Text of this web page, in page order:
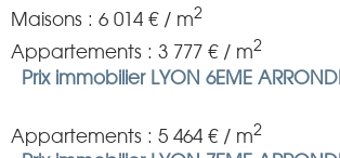
Maisons : 6 014 € / m2
Appartements : 3 777 € / m2
Prix immobilier LYON 6EME
Appartements : 5 464 € / m2